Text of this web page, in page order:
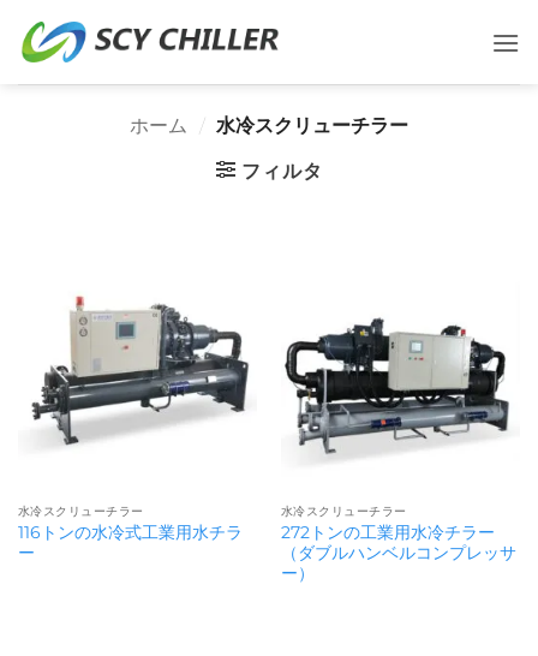
ホーム / 水冷スクリューチラー
フィルタ
水冷スクリューチラー
116トンの水冷式工業用水チラ
ー
水冷スクリューチラー
272トンの工業用水冷チラー
（ダブルハンベルコンプレッサ
ー）